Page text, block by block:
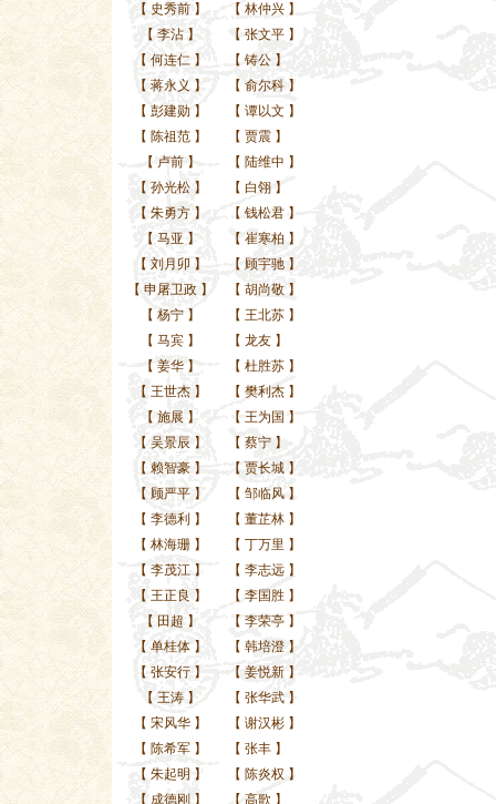
【 史秀前】 【 林仲兴 】
【 李沾】 【 张文平 】
【 何连仁】 【 铸公 】
【 蒋永义 】 【 俞尔科 】
【 彭建勋】 【 谭以文 】
【 陈祖范】 【 贾震 】
【 卢前】 【 陆维中 】
【 孙光松】 【 白翎 】
【 朱勇方】 【 钱松君 】
【 马亚 】 【 崔寒柏 】
【 刘月卯 】 【 顾宇驰 】
【 申屠卫政】 【 胡尚敬 】
【 杨宁】 【 王北苏 】
【 马宾】 【 龙友 】
【 姜华】 【 杜胜苏 】
【 王世杰】 【 樊利杰 】
【 施展 】 【 王为国 】
【 吴景辰 】 【 蔡宁 】
【 赖智豪】 【 贾长城 】
【 顾严平】 【 邹临风 】
【 李德利 】 【 董芷林 】
【 林海珊】 【 丁万里 】
【 李茂江】 【 李志远 】
【 王正良 】 【 李国胜 】
【 田超 】 【 李荣亭 】
【 单桂体】 【 韩培澄 】
【 张安行】 【 姜悦新 】
【 王涛】 【 张华武 】
【 宋风华】 【 谢汉彬 】
【 陈希军】 【 张丰 】
【 朱起明 】 【 陈炎权 】
【 成德刚 】 【 高歌 】